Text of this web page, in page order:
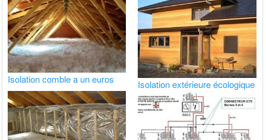
Isolation comble a un euros Isolation extérieure écologique